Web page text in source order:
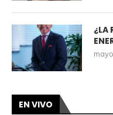
¿LA
EN VIVO